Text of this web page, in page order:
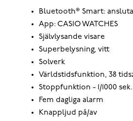
Bluetooth® Smart:
App: CASIO WATCHES
Självlysande visare
Superbelysning, vitt
Solverk
Världstidsfunktion, 38
Stoppfunktion - 1/1000
Fem dagliga alarm
Knappljud på/av